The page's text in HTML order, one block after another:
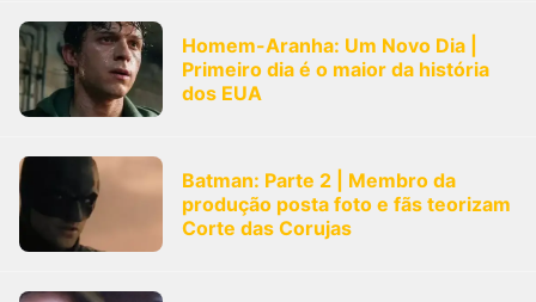
Homem-Aranha: Um Novo Dia |
Primeiro dia é o maior da história
dos EUA
Batman: Parte 2 | Membro da
produção posta foto e fãs teorizam
Corte das Corujas